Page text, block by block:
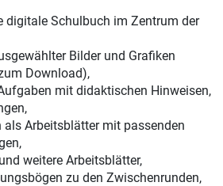
digitale Schulbuch im Zentrum der
Bilder und Grafiken
Download),
mit didaktischen Hinweisen,
Arbeitsblätter mit passenden
weitere Arbeitsblätter,
zu den Zwischenrunden,